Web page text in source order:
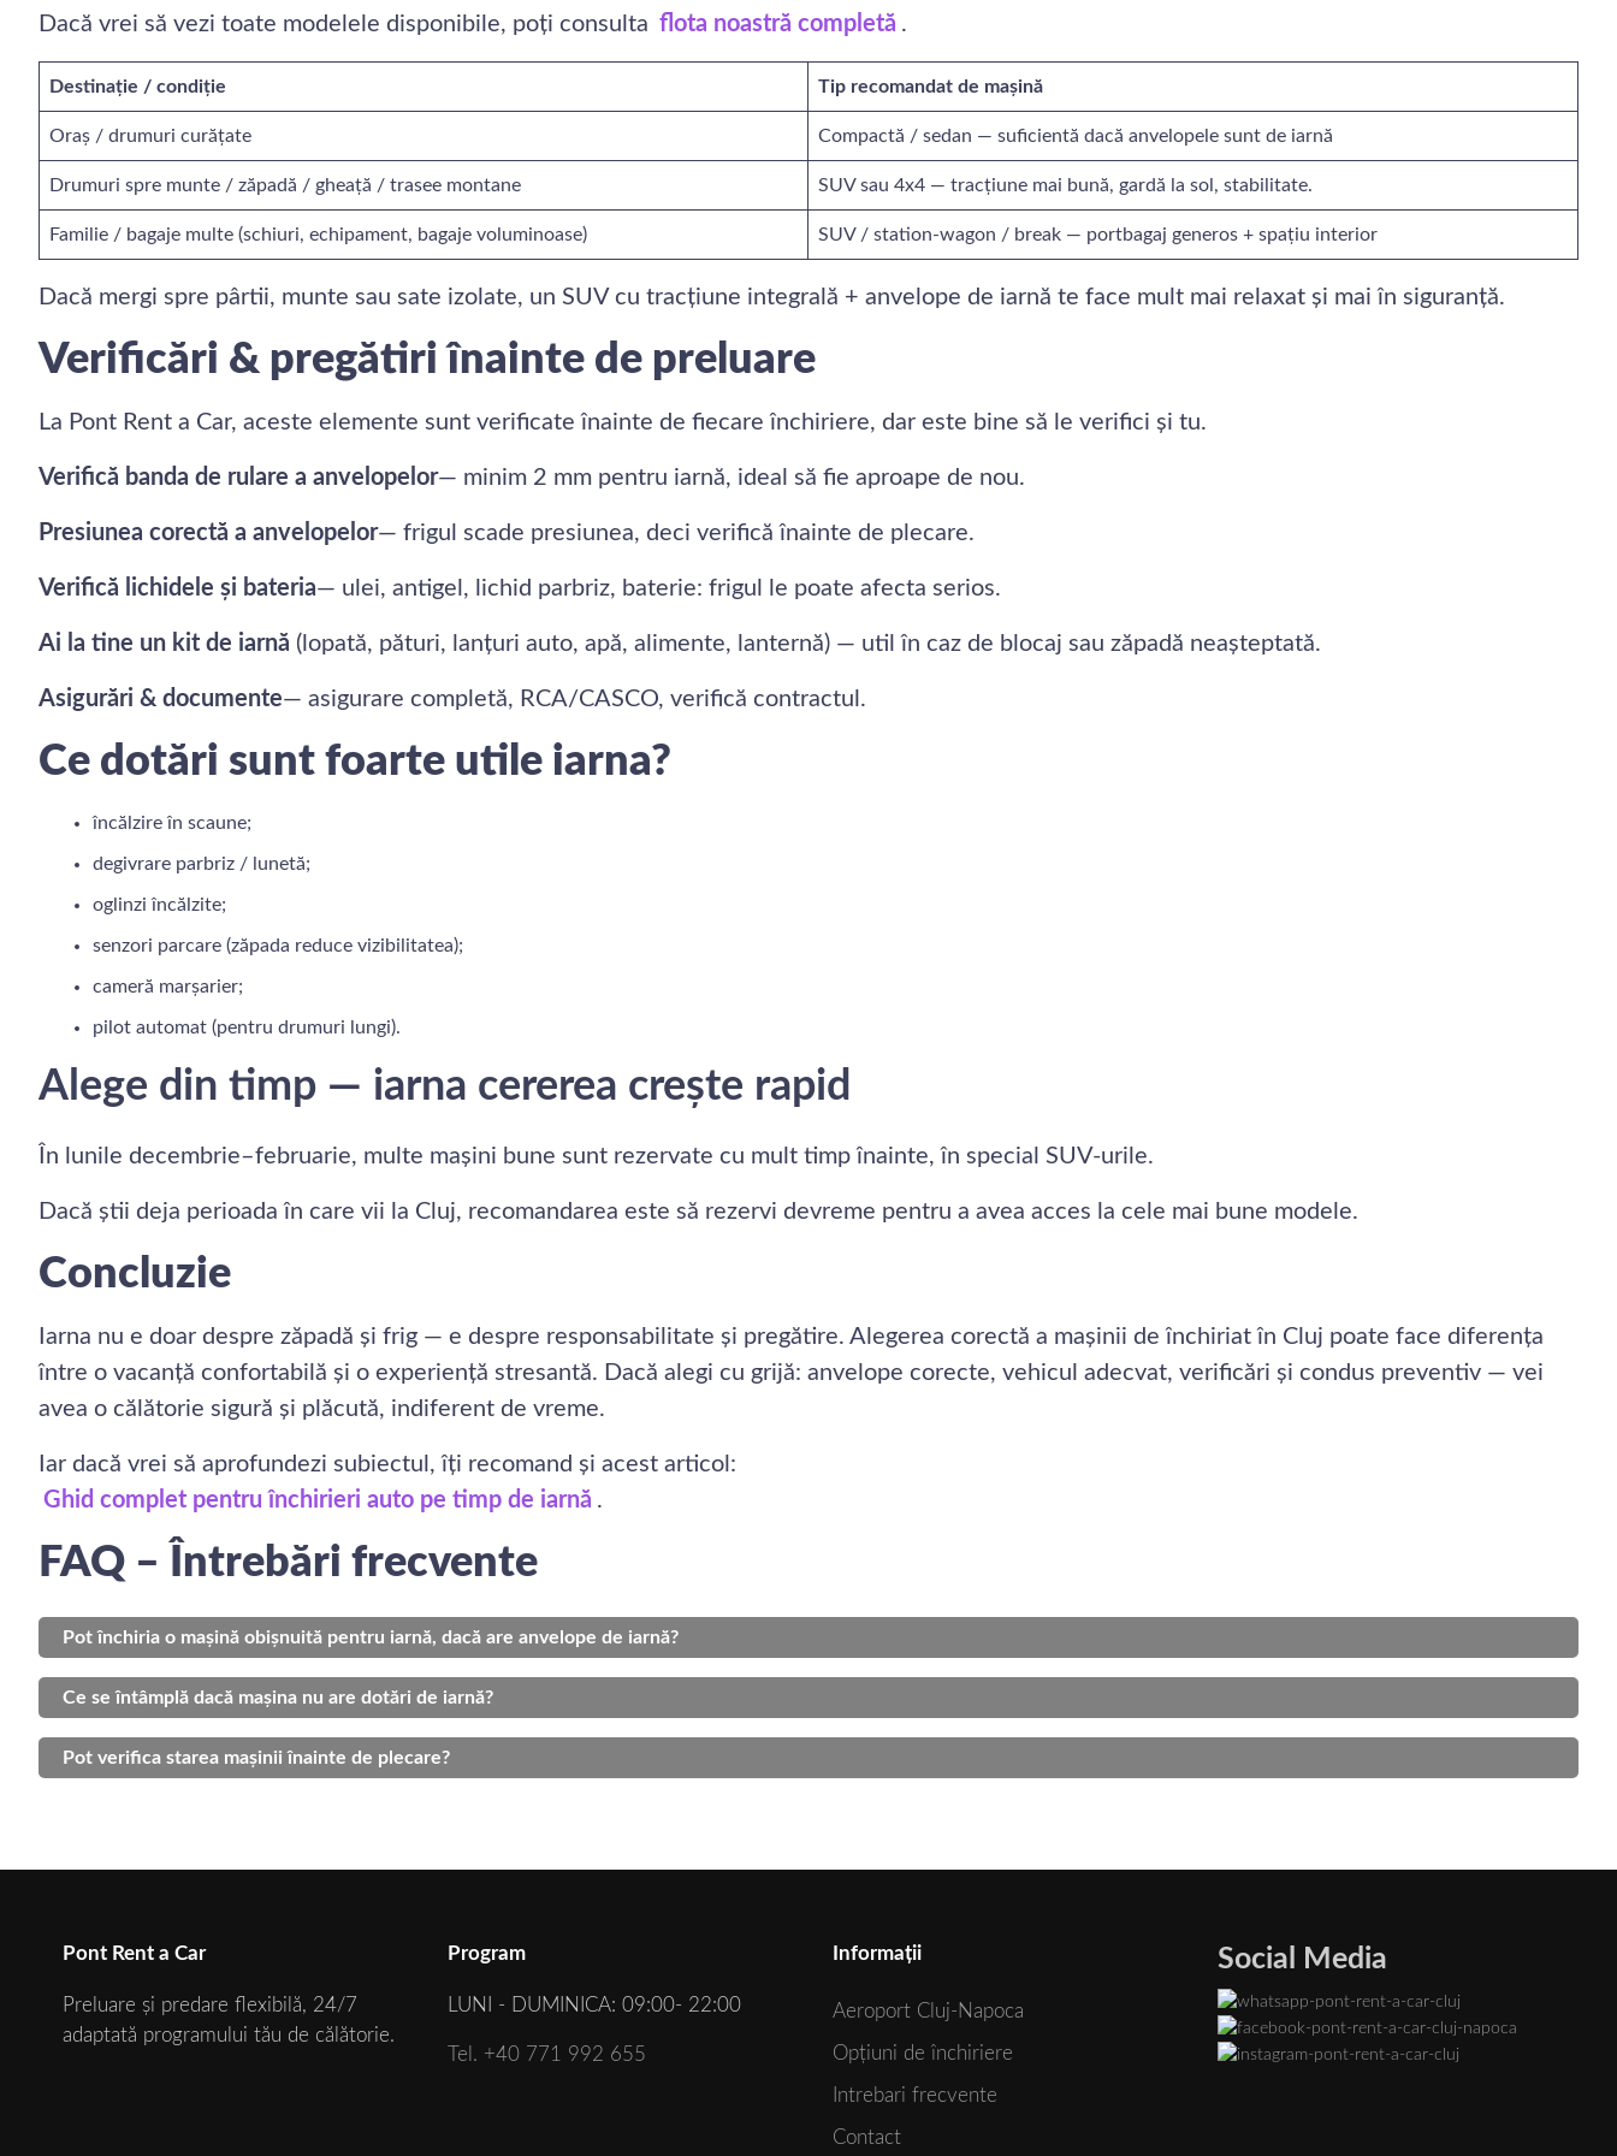
Dacă vrei să vezi toate modelele disponibile, poți consulta flota noastră completă .
Destinație / condiție Tip recomandat de mașină
Oraș / drumuri curățate Compactă / sedan — suficientă dacă anvelopele sunt de iarnă
Drumuri spre munte / zăpadă / gheață / trasee montane SUV sau 4x4 — tracțiune mai bună, gardă la sol, stabilitate.
Familie / bagaje multe (schiuri, echipament, bagaje voluminoase) SUV / station-wagon / break — portbagaj generos + spațiu interior
Dacă mergi spre pârtii, munte sau sate izolate, un SUV cu tracțiune integrală + anvelope de iarnă te face mult mai relaxat și mai în siguranță.
Verificări & pregătiri înainte de preluare
La Pont Rent a Car, aceste elemente sunt verificate înainte de fiecare închiriere, dar este bine să le verifici și tu.
Verifică banda de rulare a anvelopelor— minim 2 mm pentru iarnă, ideal să fie aproape de nou.
Presiunea corectă a anvelopelor— frigul scade presiunea, deci verifică înainte de plecare.
Verifică lichidele și bateria— ulei, antigel, lichid parbriz, baterie: frigul le poate afecta serios.
Ai la tine un kit de iarnă (lopată, pături, lanțuri auto, apă, alimente, lanternă) — util în caz de blocaj sau zăpadă neașteptată.
Asigurări & documente— asigurare completă, RCA/CASCO, verifică contractul.
Ce dotări sunt foarte utile iarna?
încălzire în scaune;
degivrare parbriz / lunetă;
oglinzi încălzite;
senzori parcare (zăpada reduce vizibilitatea);
cameră marșarier;
pilot automat (pentru drumuri lungi).
Alege din timp — iarna cererea crește rapid
În lunile decembrie–februarie, multe mașini bune sunt rezervate cu mult timp înainte, în special SUV-urile.
Dacă știi deja perioada în care vii la Cluj, recomandarea este să rezervi devreme pentru a avea acces la cele mai bune modele.
Concluzie
Iarna nu e doar despre zăpadă și frig — e despre responsabilitate și pregătire. Alegerea corectă a mașinii de închiriat în Cluj poate face diferența
între o vacanță confortabilă și o experiență stresantă. Dacă alegi cu grijă: anvelope corecte, vehicul adecvat, verificări și condus preventiv — vei
avea o călătorie sigură și plăcută, indiferent de vreme.
Iar dacă vrei să aprofundezi subiectul, îți recomand și acest articol:
Ghid complet pentru închirieri auto pe timp de iarnă .
FAQ – Întrebări frecvente
Pot închiria o mașină obișnuită pentru iarnă, dacă are anvelope de iarnă?
Ce se întâmplă dacă mașina nu are dotări de iarnă?
Pot verifica starea mașinii înainte de plecare?
Pont Rent a Car
Preluare și predare flexibilă, 24/7
adaptată programului tău de călătorie.
Program
LUNI - DUMINICA: 09:00- 22:00
Tel. +40 771 992 655
Informații
Aeroport Cluj-Napoca
Opțiuni de închiriere
Intrebari frecvente
Contact
Social Media